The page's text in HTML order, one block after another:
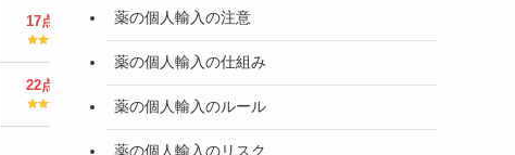
17点
22点
薬の個人輸入の注意
薬の個人輸入の仕組み
薬の個人輸入のルール
薬の個人輸入のリスク